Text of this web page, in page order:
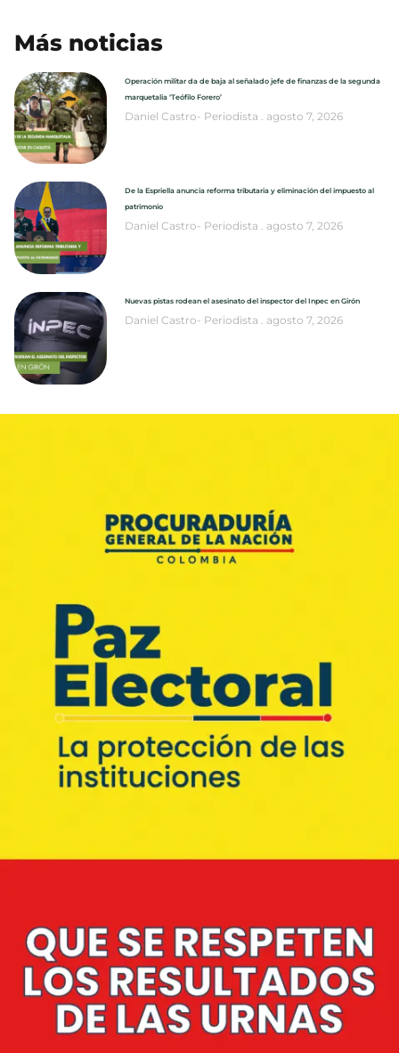
Más noticias
Operación militar da de baja al señalado jefe de finanzas de la segunda
marquetalia ‘Teófilo Forero’
Daniel Castro- Periodista agosto 7, 2026
De la Espriella anuncia reforma tributaria y eliminación del impuesto al
patrimonio
Daniel Castro- Periodista agosto 7, 2026
Nuevas pistas rodean el asesinato del inspector del Inpec en Girón
Daniel Castro- Periodista agosto 7, 2026